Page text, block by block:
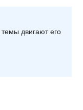
двигают его